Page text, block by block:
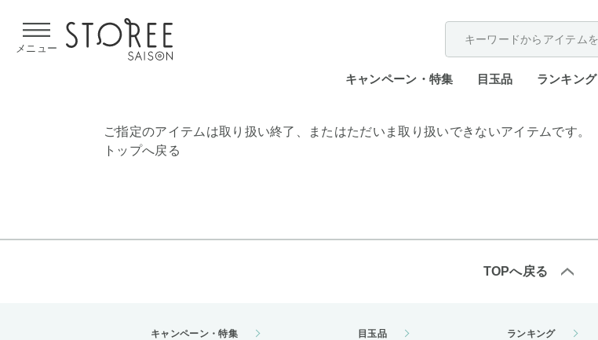
メニュー
キャンペーン・特集 目玉品 ランキング
ご指定のアイテムは取り扱い終了、またはただいま取り扱いできないアイテムです。
トップへ戻る
TOPへ戻る
キャンペーン・特集 目玉品 ランキング